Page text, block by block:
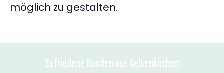
möglich zu gestalten.
Zufriedene Kunden aus Gelsenkirchen